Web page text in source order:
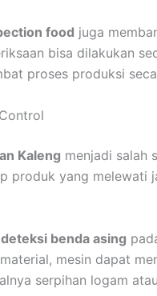
food juga
bisa dilakukan
proses produksi
Kaleng menjadi salah
produk yang melewati
deteksi benda asing
mesin dapat
serpihan logam